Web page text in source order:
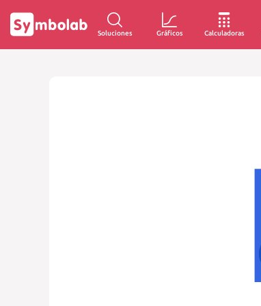
Soluciones Gráficos Calculadoras